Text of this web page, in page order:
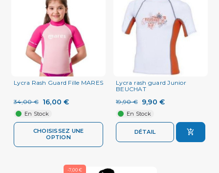
Lycra Rash Guard Fille MARES
34,00 € 16,00 €
En Stock
CHOISISSEZ UNE
OPTION
Lycra rash guard Junior
BEUCHAT
19,90 €
9,90 €
En Stock
DÉTAIL
-7,00 €